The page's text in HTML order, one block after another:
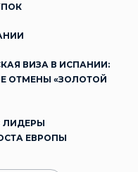
ВИЗА В ИСПАНИИ:
ОТМЕНЫ «ЗОЛОТОЙ
ЛИДЕРЫ
ЕВРОПЫ